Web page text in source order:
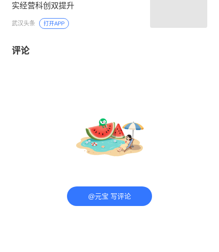
实经营科创双提升
武汉头条 打开APP
评论
@元宝 写评论